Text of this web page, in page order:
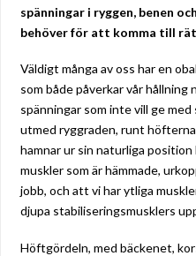
spänningar i ryggen, benen
behöver för att komma till
Väldigt många av oss har en
som både påverkar vår
spänningar som inte vill ge
utmed ryggraden, runt
hamnar ur sin naturliga
muskler som är hämmade,
jobb, och att vi har ytliga
djupa stabiliseringsmusklers
Höftgördeln, med bäckenet,